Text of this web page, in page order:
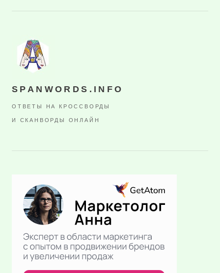
SPANWORDS.INFO
ОТВЕТЫ НА КРОССВОРДЫ
И СКАНВОРДЫ ОНЛАЙН